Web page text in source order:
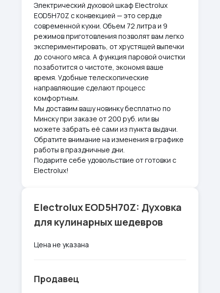
Электрический духовой шкаф Electrolux
EOD5H70Z с конвекцией — это сердце
современной кухни. Объем 72 литра и 9
режимов приготовления позволят вам легко
экспериментировать, от хрустящей выпечки
до сочного мяса. А функция паровой очистки
позаботится о чистоте, экономя ваше
время. Удобные телескопические
направляющие сделают процесс
комфортным.
Мы доставим вашу новинку бесплатно по
Минску при заказе от 200 руб. или вы
можете забрать её сами из пункта выдачи.
Обратите внимание на изменения в графике
работы в праздничные дни.
Подарите себе удовольствие от готовки с
Electrolux!
Electrolux EOD5H70Z: Духовка
для кулинарных шедевров
Цена не указана
Продавец